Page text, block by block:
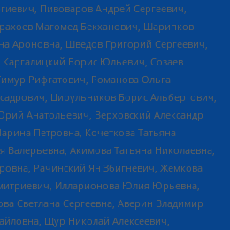
Пивоваров Андрей Сергеевич,
Магомед Бекханович, Шарипков
Ароновна, Шведов Григорий Сергеевич,
Борис Юльевич, Созаев
Рифгатович, Романова Ольга
Цирульников Борис Альбертович,
Анатольевич, Верховский Александр
Петровна, Кочеткова Татьяна
Акимова Татьяна Николаевна,
Рачинский Ян Збигневич, Жемкова
Илларионова Юлия Юрьевна,
Светлана Сергеевна, Аверин Владимир
Щур Николай Алексеевич,